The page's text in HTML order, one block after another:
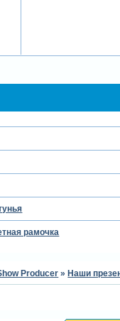
рамочка
Producer » Наши